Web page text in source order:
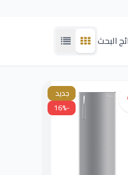
جديد
-16%